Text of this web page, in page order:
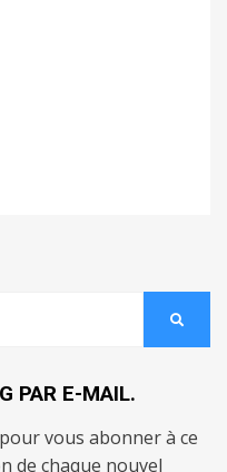
PAR E-MAIL.
vous abonner à ce
de chaque nouvel